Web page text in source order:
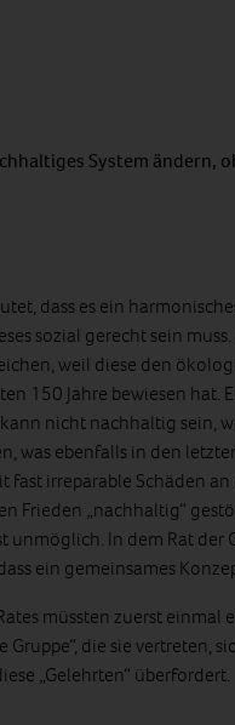
System ändern,
dass es ein
sozial gerecht sein
weil diese den
150 Jahre bewiesen hat.
nicht nachhaltig sein,
was ebenfalls in den
fast irreparable Schäden
Frieden „nachhaltig“
unmöglich. In dem Rat der
ein gemeinsames
müssten zuerst
Gruppe“, die sie vertreten,
„Gelehrten“ überfordert.